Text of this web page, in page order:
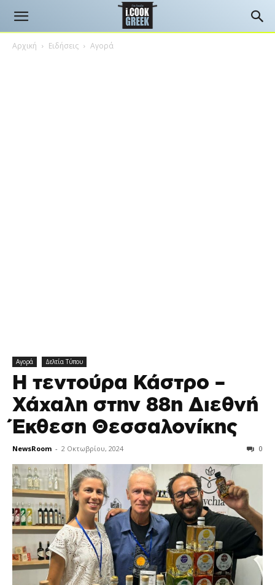
Αρχική Ειδήσεις Αγορά
Αγορά Δελτία Τύπου
H τεντούρα Κάστρο –
Χάχαλη στην 88η Διεθνή
Έκθεση Θεσσαλονίκης
NewsRoom - 2 Οκτωβρίου, 2024 0